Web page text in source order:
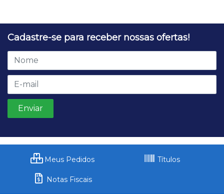
Cadastre-se para receber nossas ofertas!
Meus Pedidos Títulos
Notas Fiscais